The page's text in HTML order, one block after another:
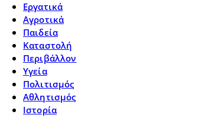
Εργατικά
Αγροτικά
Παιδεία
Καταστολή
Περιβάλλον
Υγεία
Πολιτισμός
Αθλητισμός
Ιστορία